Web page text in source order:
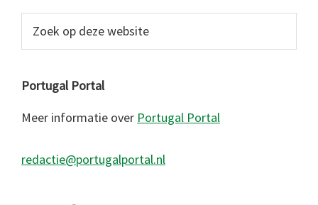
website
Portugal Portal
Meer informatie over Portugal Portal
redactie@portugalportal.nl